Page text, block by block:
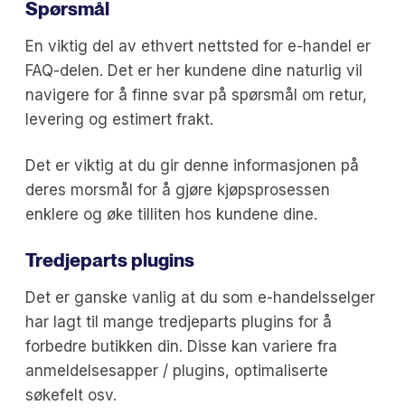
Spørsmål
En viktig del av ethvert nettsted for e-handel er
FAQ-delen. Det er her kundene dine naturlig vil
navigere for å finne svar på spørsmål om retur,
levering og estimert frakt.
Det er viktig at du gir denne informasjonen på
deres morsmål for å gjøre kjøpsprosessen
enklere og øke tilliten hos kundene dine.
Tredjeparts plugins
Det er ganske vanlig at du som e-handelsselger
har lagt til mange tredjeparts plugins for å
forbedre butikken din. Disse kan variere fra
anmeldelsesapper / plugins, optimaliserte
søkefelt osv.